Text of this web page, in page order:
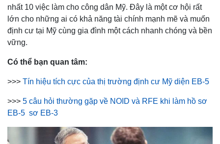
nhất 10 việc làm cho công dân Mỹ. Đây là một cơ hội rất
lớn cho những ai có khả năng tài chính mạnh mẽ và muốn
định cư tại Mỹ cùng gia đình một cách nhanh chóng và bền
vững.
Có thể bạn quan tâm:
>>> Tín hiệu tích cực của thị trường định cư Mỹ diện EB-5
>>> 5 câu hỏi thường gặp về NOID và RFE khi làm hồ sơ
EB-5 sơ EB-3